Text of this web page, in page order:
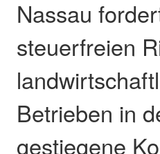
Nassau
steuerfreien
Betrieben in
gestiegene